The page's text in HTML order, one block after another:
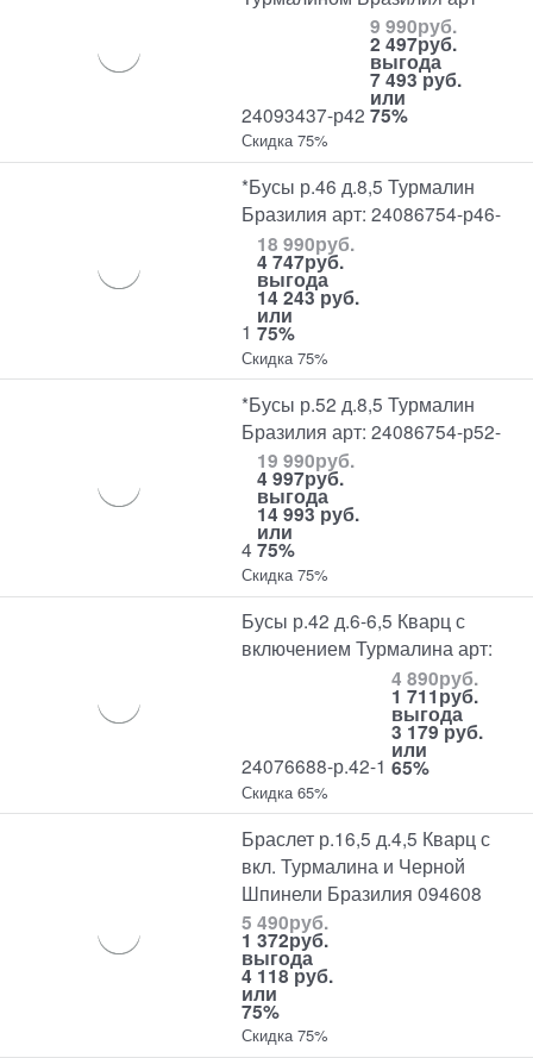
24093437-р42
9 990руб.
2 497руб.
выгода
7 493 руб.
или
75%
Скидка 75%
*Бусы р.46 д.8,5 Турмалин
Бразилия арт: 24086754-р46-
1
18 990руб.
4 747руб.
выгода
14 243 руб.
или
75%
Скидка 75%
*Бусы р.52 д.8,5 Турмалин
Бразилия арт: 24086754-р52-
4
19 990руб.
4 997руб.
выгода
14 993 руб.
или
75%
Скидка 75%
Бусы р.42 д.6-6,5 Кварц с
включением Турмалина арт:
24076688-р.42-1
4 890руб.
1 711руб.
выгода
3 179 руб.
или
65%
Скидка 65%
Браслет р.16,5 д.4,5 Кварц с
вкл. Турмалина и Черной
Шпинели Бразилия 094608
5 490руб.
1 372руб.
выгода
4 118 руб.
или
75%
Скидка 75%